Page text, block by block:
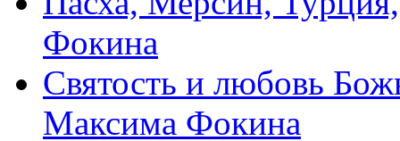
Фокина
Святость и любовь
Максима Фокина